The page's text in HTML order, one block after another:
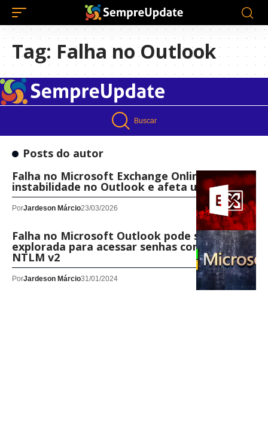
Tag: Falha no Outlook
Buscar
Posts do autor
Falha no Microsoft Exchange Online causa
instabilidade no Outlook e afeta usuários
PorJardeson Márcio23/03/2026
Falha no Microsoft Outlook pode ser
explorada para acessar senhas com hash
NTLM v2
PorJardeson Márcio31/01/2024